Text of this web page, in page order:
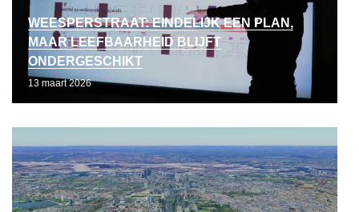
WEESPERSTRAAT: EINDELIJK EEN PLAN,
MAAR LEEFBAARHEID BLIJFT
ONDERGESCHIKT
13 maart 2026